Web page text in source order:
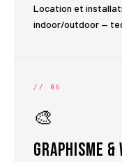
Location et
indoor/outdoor —
// 06
🎨
Graphisme &